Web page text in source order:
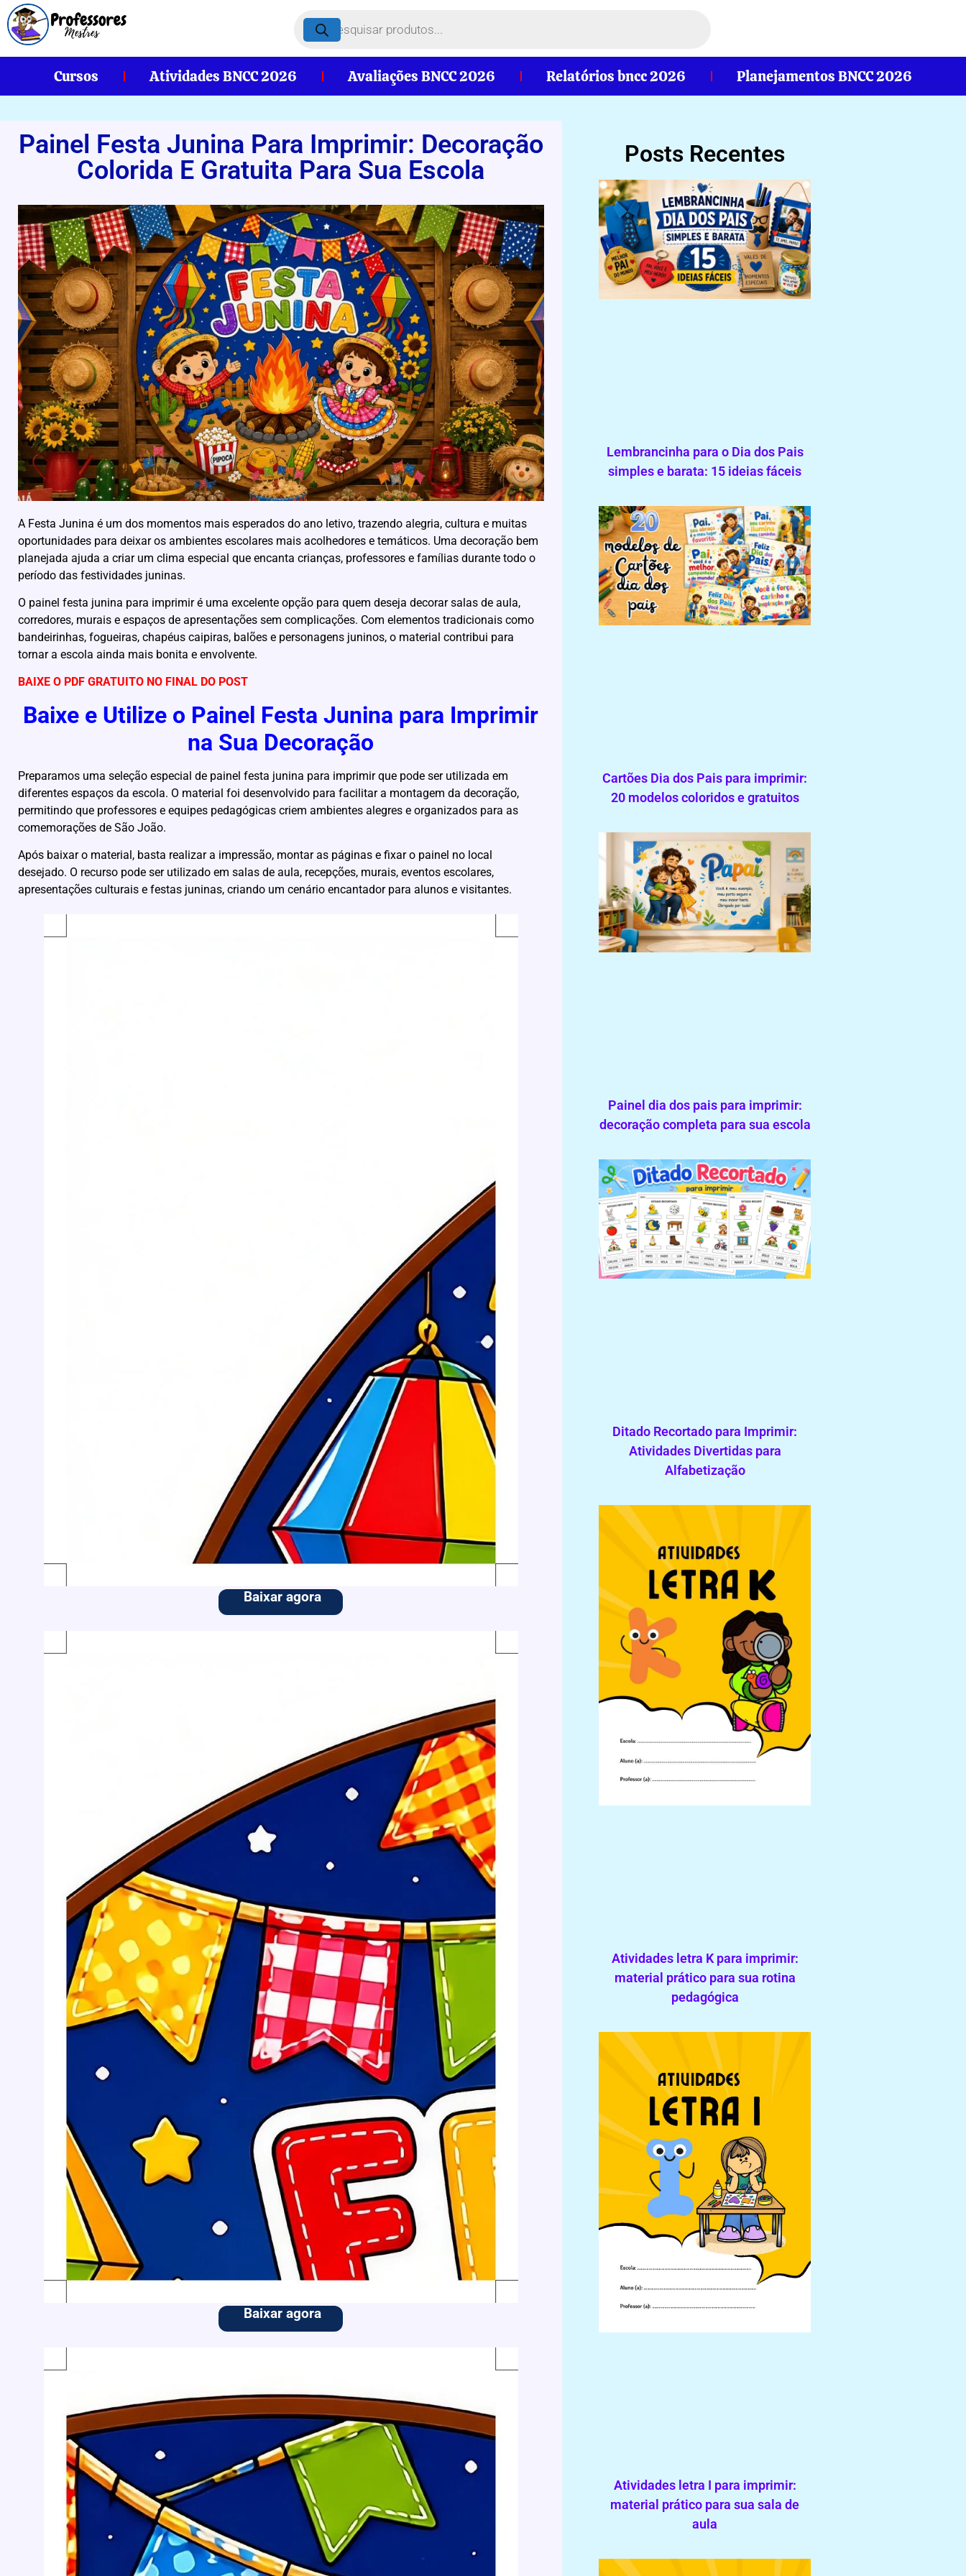
Cursos Atividades BNCC 2026 Avaliações BNCC 2026 Relatórios bncc 2026 Planejamentos BNCC 2026
Painel Festa Junina Para Imprimir: Decoração
Colorida E Gratuita Para Sua Escola
A Festa Junina é um dos momentos mais esperados do ano letivo, trazendo alegria, cultura e muitas
oportunidades para deixar os ambientes escolares mais acolhedores e temáticos. Uma decoração bem
planejada ajuda a criar um clima especial que encanta crianças, professores e famílias durante todo o
período das festividades juninas.
O painel festa junina para imprimir é uma excelente opção para quem deseja decorar salas de aula,
corredores, murais e espaços de apresentações sem complicações. Com elementos tradicionais como
bandeirinhas, fogueiras, chapéus caipiras, balões e personagens juninos, o material contribui para
tornar a escola ainda mais bonita e envolvente.
BAIXE O PDF GRATUITO NO FINAL DO POST
Baixe e Utilize o Painel Festa Junina para Imprimir
na Sua Decoração
Preparamos uma seleção especial de painel festa junina para imprimir que pode ser utilizada em
diferentes espaços da escola. O material foi desenvolvido para facilitar a montagem da decoração,
permitindo que professores e equipes pedagógicas criem ambientes alegres e organizados para as
comemorações de São João.
Após baixar o material, basta realizar a impressão, montar as páginas e fixar o painel no local
desejado. O recurso pode ser utilizado em salas de aula, recepções, murais, eventos escolares,
apresentações culturais e festas juninas, criando um cenário encantador para alunos e visitantes.
Baixar agora
Baixar agora
Posts Recentes
Lembrancinha para o Dia dos Pais
simples e barata: 15 ideias fáceis
Cartões Dia dos Pais para imprimir:
20 modelos coloridos e gratuitos
Painel dia dos pais para imprimir:
decoração completa para sua escola
Ditado Recortado para Imprimir:
Atividades Divertidas para
Alfabetização
Atividades letra K para imprimir:
material prático para sua rotina
pedagógica
Atividades letra I para imprimir:
material prático para sua sala de
aula